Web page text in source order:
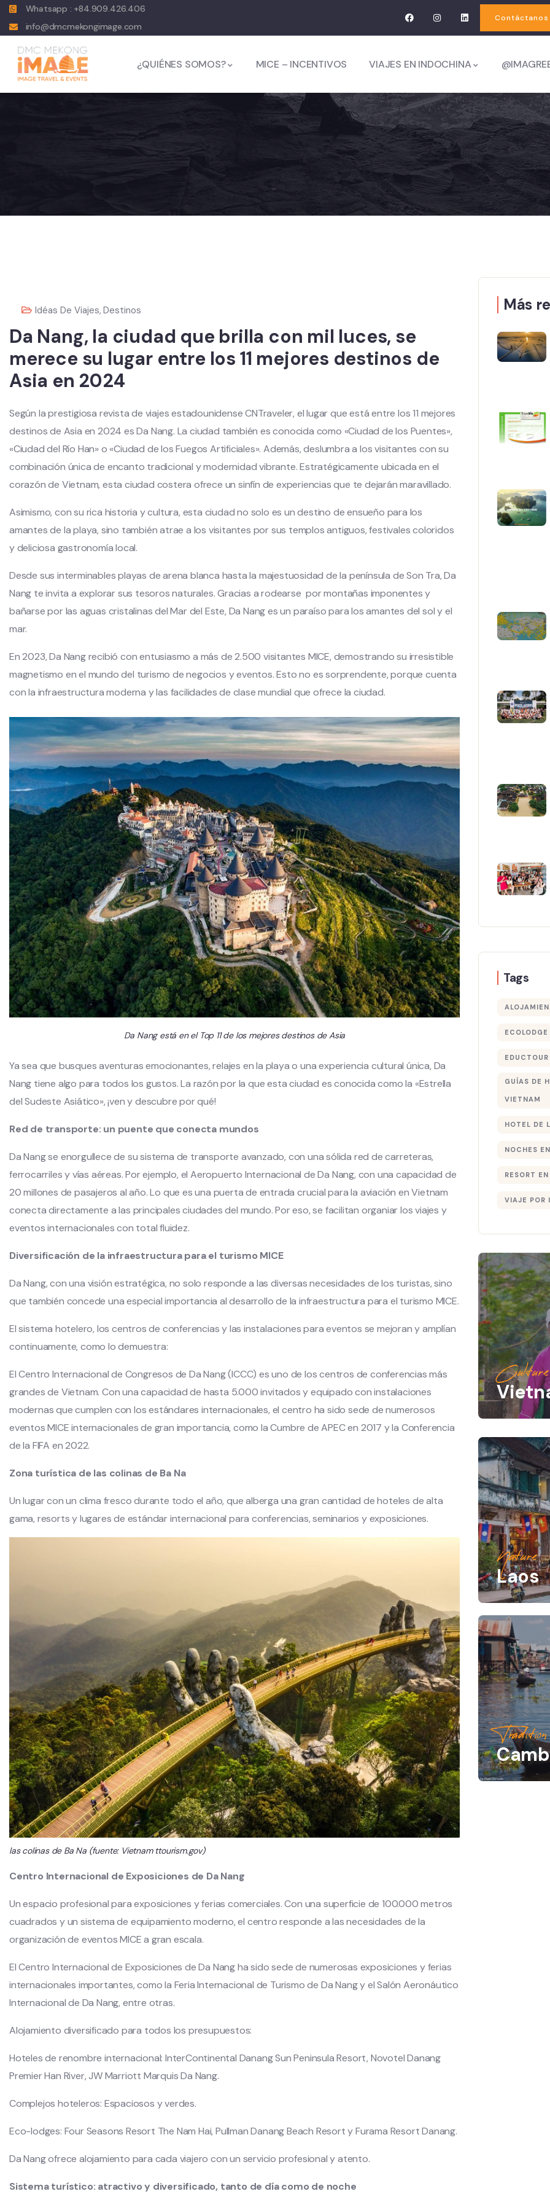
Whatsapp : +84.909.426.406
info@dmcmekongimage.com
Contáctanos
¿QUIÉNES SOMOS? MICE – INCENTIVOS VIAJES EN INDOCHINA
Idéas De Viajes,Destinos
Da Nang, la ciudad que brilla con mil luces, se
merece su lugar entre los 11 mejores destinos de
Asia en 2024
Según la prestigiosa revista de viajes estadounidense CNTraveler, el lugar que está entre los 11 mejores
destinos de Asia en 2024 es Da Nang. La ciudad también es conocida como «Ciudad de los Puentes»,
«Ciudad del Río Han» o «Ciudad de los Fuegos Artificiales». Además, deslumbra a los visitantes con su
combinación única de encanto tradicional y modernidad vibrante. Estratégicamente ubicada en el
corazón de Vietnam, esta ciudad costera ofrece un sinfín de experiencias que te dejarán maravillado.
Asimismo, con su rica historia y cultura, esta ciudad no solo es un destino de ensueño para los
amantes de la playa, sino también atrae a los visitantes por sus templos antiguos, festivales coloridos
y deliciosa gastronomía local.
Desde sus interminables playas de arena blanca hasta la majestuosidad de la península de Son Tra, Da
Nang te invita a explorar sus tesoros naturales. Gracias a rodearse por montañas imponentes y
bañarse por las aguas cristalinas del Mar del Este, Da Nang es un paraíso para los amantes del sol y el
mar.
En 2023, Da Nang recibió con entusiasmo a más de 2.500 visitantes MICE, demostrando su irresistible
magnetismo en el mundo del turismo de negocios y eventos. Esto no es sorprendente, porque cuenta
con la infraestructura moderna y las facilidades de clase mundial que ofrece la ciudad.
Da Nang está en el Top 11 de los mejores destinos de Asia
Ya sea que busques aventuras emocionantes, relajes en la playa o una experiencia cultural única, Da
Nang tiene algo para todos los gustos. La razón por la que esta ciudad es conocida como la «Estrella
del Sudeste Asiático», ¡ven y descubre por qué!
Red de transporte: un puente que conecta mundos
Da Nang se enorgullece de su sistema de transporte avanzado, con una sólida red de carreteras,
ferrocarriles y vías aéreas. Por ejemplo, el Aeropuerto Internacional de Da Nang, con una capacidad de
20 millones de pasajeros al año. Lo que es una puerta de entrada crucial para la aviación en Vietnam
conecta directamente a las principales ciudades del mundo. Por eso, se facilitan organiar los viajes y
eventos internacionales con total fluidez.
Diversificación de la infraestructura para el turismo MICE
Da Nang, con una visión estratégica, no solo responde a las diversas necesidades de los turistas, sino
que también concede una especial importancia al desarrollo de la infraestructura para el turismo MICE.
El sistema hotelero, los centros de conferencias y las instalaciones para eventos se mejoran y amplían
continuamente, como lo demuestra:
El Centro Internacional de Congresos de Da Nang (ICCC) es uno de los centros de conferencias más
grandes de Vietnam. Con una capacidad de hasta 5.000 invitados y equipado con instalaciones
modernas que cumplen con los estándares internacionales, el centro ha sido sede de numerosos
eventos MICE internacionales de gran importancia, como la Cumbre de APEC en 2017 y la Conferencia
de la FIFA en 2022.
Zona turística de las colinas de Ba Na
Un lugar con un clima fresco durante todo el año, que alberga una gran cantidad de hoteles de alta
gama, resorts y lugares de estándar internacional para conferencias, seminarios y exposiciones.
las colinas de Ba Na (fuente: Vietnam ttourism.gov)
Centro Internacional de Exposiciones de Da Nang
Un espacio profesional para exposiciones y ferias comerciales. Con una superficie de 100.000 metros
cuadrados y un sistema de equipamiento moderno, el centro responde a las necesidades de la
organización de eventos MICE a gran escala.
El Centro Internacional de Exposiciones de Da Nang ha sido sede de numerosas exposiciones y ferias
internacionales importantes, como la Feria Internacional de Turismo de Da Nang y el Salón Aeronáutico
Internacional de Da Nang, entre otras.
Alojamiento diversificado para todos los presupuestos:
Hoteles de renombre internacional: InterContinental Danang Sun Peninsula Resort, Novotel Danang
Premier Han River, JW Marriott Marquis Da Nang.
Complejos hoteleros: Espaciosos y verdes.
Eco-lodges: Four Seasons Resort The Nam Hai, Pullman Danang Beach Resort y Furama Resort Danang.
Da Nang ofrece alojamiento para cada viajero con un servicio profesional y atento.
Sistema turístico: atractivo y diversificado, tanto de día como de noche
Más
Tags
GUÍAS DE
VIETNAM
HOTEL DE
NOCHES
RESORT
VIAJE POR
Culture
Nature
Laos
Tradition